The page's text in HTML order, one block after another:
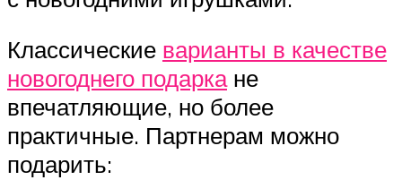
Классические варианты в качестве
новогоднего подаркане
впечатляющие, но более
практичные. Партнерам можно
подарить: